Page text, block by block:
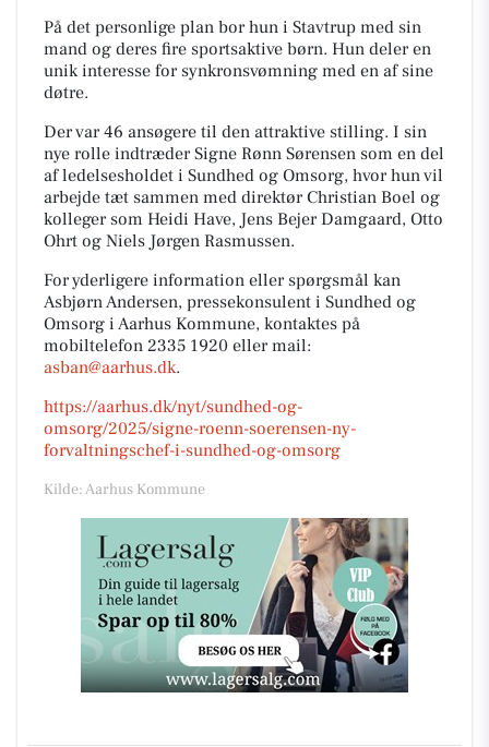
På det personlige plan bor hun i Stavtrup med sin
mand og deres fire sportsaktive børn. Hun deler en
unik interesse for synkronsvømning med en af sine
døtre.
Der var 46 ansøgere til den attraktive stilling. I sin
nye rolle indtræder Signe Rønn Sørensen som en del
af ledelsesholdet i Sundhed og Omsorg, hvor hun vil
arbejde tæt sammen med direktør Christian Boel og
kolleger som Heidi Have, Jens Bejer Damgaard, Otto
Ohrt og Niels Jørgen Rasmussen.
For yderligere information eller spørgsmål kan
Asbjørn Andersen, pressekonsulent i Sundhed og
Omsorg i Aarhus Kommune, kontaktes på
mobiltelefon 2335 1920 eller mail:
asban@aarhus.dk.
https://aarhus.dk/nyt/sundhed-og-
omsorg/2025/signe-roenn-soerensen-ny-
forvaltningschef-i-sundhed-og-omsorg
Kilde: Aarhus Kommune